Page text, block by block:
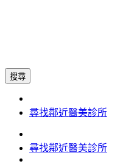
搜尋
尋找鄰近醫美診所
尋找鄰近醫美診所